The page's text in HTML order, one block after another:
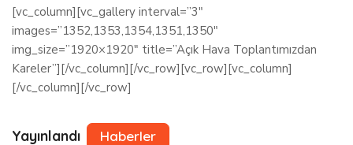
[vc_column][vc_gallery interval=”3″
images=”1352,1353,1354,1351,1350″
img_size=”1920×1920″ title=”Açık Hava Toplantımızdan
Kareler”][/vc_column][/vc_row][vc_row][vc_column]
[/vc_column][/vc_row]
Yayınlandı Haberler